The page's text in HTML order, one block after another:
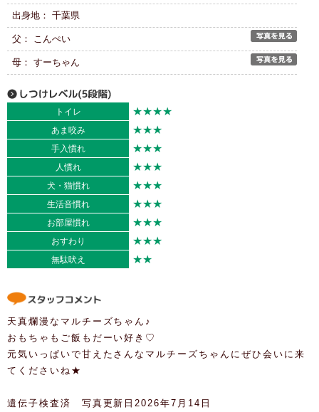
出身地： 千葉県
父： こんぺい
母： すーちゃん
トイレ ★★★★
あま咬み ★★★
手入慣れ ★★★
人慣れ ★★★
犬・猫慣れ ★★★
生活音慣れ ★★★
お部屋慣れ ★★★
おすわり ★★★
無駄吠え ★★
天真爛漫なマルチーズちゃん♪
おもちゃもご飯もだーい好き♡
元気いっぱいで甘えたさんなマルチーズちゃんにぜひ会いに来
てくださいね★
遺伝子検査済 写真更新日2026年7月14日